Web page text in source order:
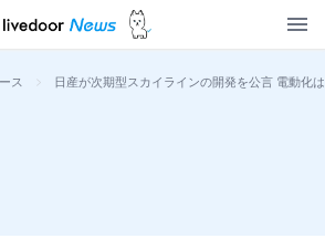
ス > 日産が次期型スカイラインの開発を公言 電動化